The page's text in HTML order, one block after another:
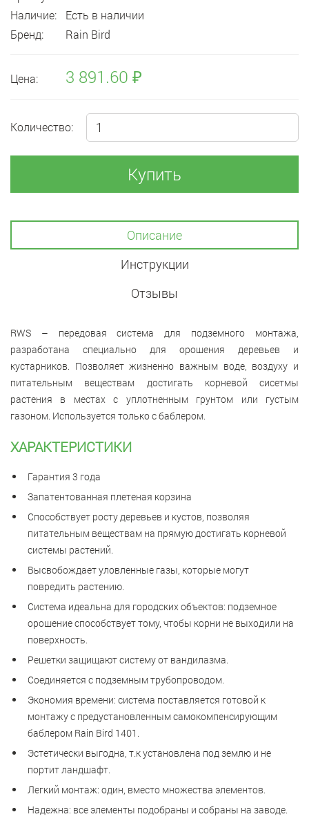
Наличие:
Есть в наличии
Бренд:
Rain Bird
Цена: 3 891.60 ₽
Количество:
Купить
Описание
Инструкции
Отзывы
RWS – передовая система для подземного монтажа,
разработана специально для орошения деревьев и
кустарников. Позволяет жизненно важным воде, воздуху и
питательным веществам достигать корневой сисетмы
растения в местах с уплотненным грунтом или густым
газоном. Используется только с баблером.
ХАРАКТЕРИСТИКИ
Гарантия 3 года
Запатентованная плетеная корзина
Способствует росту деревьев и кустов, позволяя
питательным веществам на прямую достигать корневой
системы растений.
Высвобождает уловленные газы, которые могут
повредить растению.
Система идеальна для городских объектов: подземное
орошение способствует тому, чтобы корни не выходили на
поверхность.
Решетки защищают систему от вандилазма.
Соединяется с подземным трубопроводом.
Экономия времени: система поставляется готовой к
монтажу с предустановленным самокомпенсирующим
баблером Rain Bird 1401.
Эстетически выгодна, т.к установлена под землю и не
портит ландшафт.
Легкий монтаж: один, вместо множества элементов.
Надежна: все элементы подобраны и собраны на заводе.